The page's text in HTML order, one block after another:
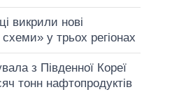
викрили нові
схеми» у трьох регіонах
з Південної Кореї
тонн нафтопродуктів